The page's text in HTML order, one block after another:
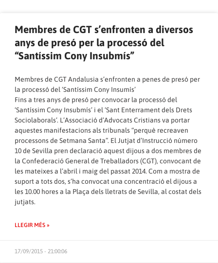
Membres de CGT s’enfronten a diversos
anys de presó per la processó del
“Santíssim Cony Insubmís”
Membres de CGT Andalusia s’enfronten a penes de presó per
la processó del ‘Santíssim Cony Insumís’
Fins a tres anys de presó per convocar la processó del
‘Santíssim Cony Insubmís’ i el ‘Sant Enterrament dels Drets
Sociolaborals’. L’Associació d’Advocats Cristians va portar
aquestes manifestacions als tribunals “perquè recreaven
processons de Setmana Santa”. El Jutjat d’Instrucció número
10 de Sevilla pren declaració aquest dijous a dos membres de
la Confederació General de Treballadors (CGT), convocant de
les mateixes a l’abril i maig del passat 2014. Com a mostra de
suport a tots dos, s’ha convocat una concentració el dijous a
les 10.00 hores a la Plaça dels lletrats de Sevilla, al costat dels
jutjats.
LLEGIR MÉS »
17/09/2015 - 21:00:06